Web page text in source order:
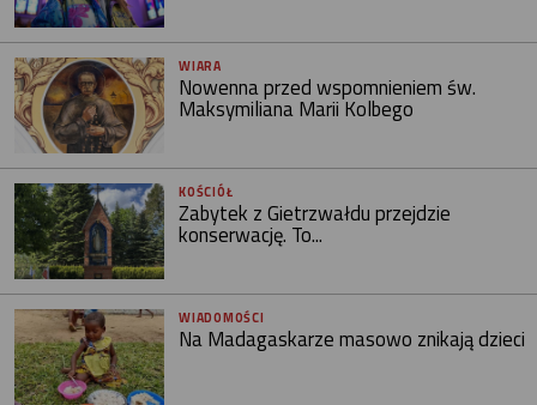
WIARA
Nowenna przed wspomnieniem św.
Maksymiliana Marii Kolbego
KOŚCIÓŁ
Zabytek z Gietrzwałdu przejdzie
konserwację. To...
WIADOMOŚCI
Na Madagaskarze masowo znikają dzieci